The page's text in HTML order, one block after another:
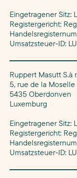
Eingetragener Sitz:
Registergericht:
Umsatzsteuer-ID:
Ruppert Masutt S.à
5, rue de la Moselle
5435 Oberdonven
Luxemburg
Eingetragener Sitz:
Registergericht:
Umsatzsteuer-ID: